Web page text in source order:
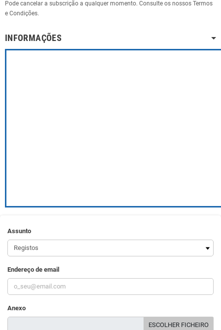
Pode cancelar a subscrição a qualquer momento. Consulte os nossos Termos
e Condições.
INFORMAÇÕES
Assunto
Endereço de email
Anexo
ESCOLHER FICHEIRO